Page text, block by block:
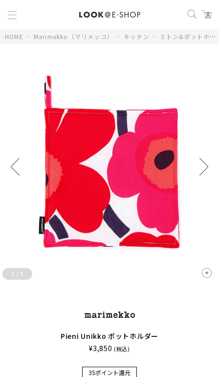
0
HOME > Marimekko（マリメッコ） > キッチン > ミトン&ポットホルダー
1 / 5
Pieni Unikko ポットホルダー
¥3,850 (税込)
35ポイント還元